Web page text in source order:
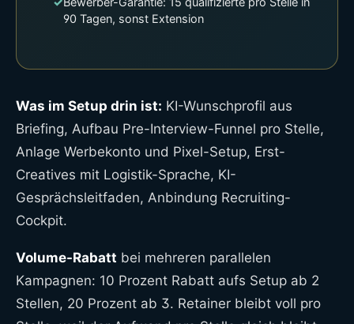
90 Tagen, sonst Extension
Was im Setup drin ist: KI-Wunschprofil aus
Briefing, Aufbau Pre-Interview-Funnel pro Stelle,
Anlage Werbekonto und Pixel-Setup, Erst-
Creatives mit Logistik-Sprache, KI-
Gesprächsleitfaden, Anbindung Recruiting-
Cockpit.
Volume-Rabatt bei mehreren parallelen
Kampagnen: 10 Prozent Rabatt aufs Setup ab 2
Stellen, 20 Prozent ab 3. Retainer bleibt voll pro